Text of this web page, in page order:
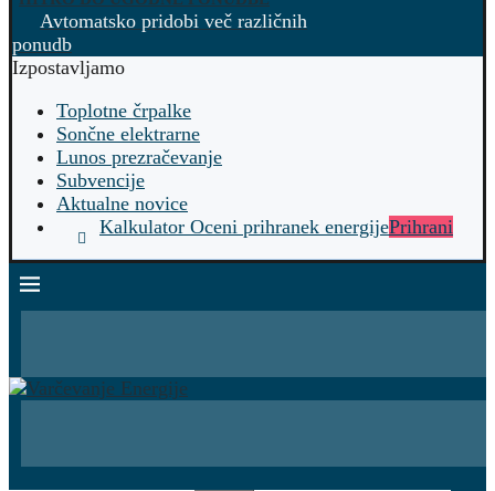
Avtomatsko pridobi več različnih
ponudb
Izpostavljamo
Toplotne črpalke
Sončne elektrarne
Lunos prezračevanje
Subvencije
Aktualne novice
Kalkulator Oceni prihranek energijePrihrani